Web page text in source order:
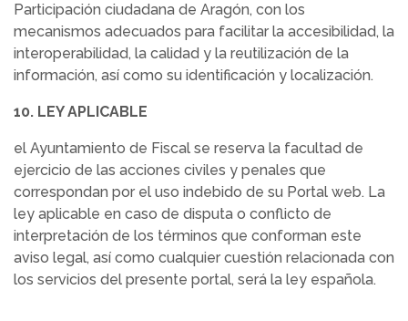
Participación ciudadana de Aragón, con los
mecanismos adecuados para facilitar la accesibilidad, la
interoperabilidad, la calidad y la reutilización de la
información, así como su identificación y localización.
10. LEY APLICABLE
el Ayuntamiento de Fiscal se reserva la facultad de
ejercicio de las acciones civiles y penales que
correspondan por el uso indebido de su Portal web. La
ley aplicable en caso de disputa o conflicto de
interpretación de los términos que conforman este
aviso legal, así como cualquier cuestión relacionada con
los servicios del presente portal, será la ley española.